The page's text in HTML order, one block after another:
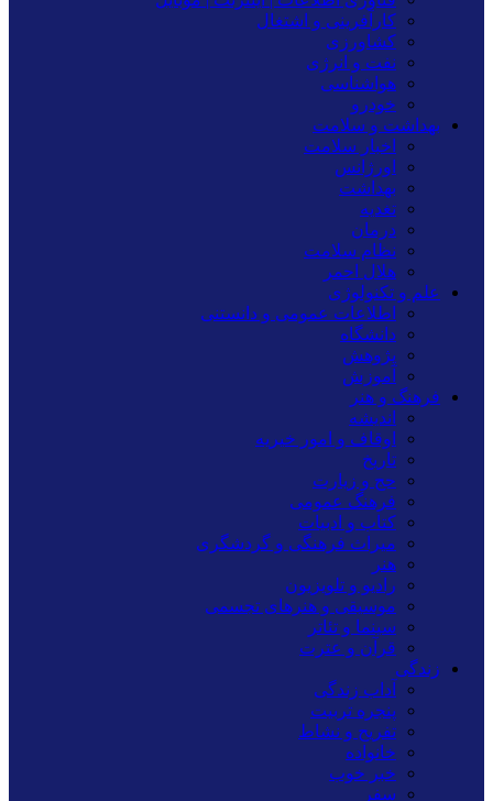
کارآفرینی و اشتغال
کشاورزی
نفت و انرژی
هواشناسی
خودرو
بهداشت و سلامت
اخبار سلامت
اورژانس
بهداشت
تغدیه
درمان
نظام سلامت
هلال احمر
علم و تکنولوژی
اطلاعات عمومی و دانستنی
دانشگاه
پژوهش
آموزش
فرهنگ و هنر
اندیشه
اوقاف و امور خیریه
تاریخ
حج و زیارت
فرهنگ عمومی
کتاب و ادبیات
میراث فرهنگی و گردشگری
هنر
رادیو و تلویزیون
موسیقی و هنرهای تجسمی
سینما و تئاتر
قرآن و عترت
زندگی
آداب زندگی
پنجره تربیت
تفریح و نشاط
خانواده
خبر خوب
سفر